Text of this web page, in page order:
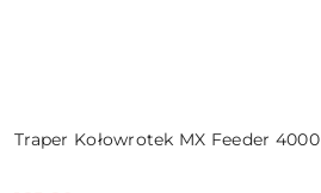
Traper Kołowrotek MX Feeder 4000